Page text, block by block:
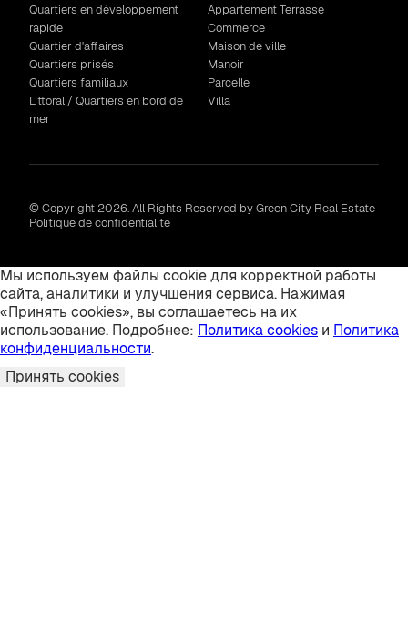
Quartiers en développement
rapide
Quartier d'affaires
Quartiers prisés
Quartiers familiaux
Littoral / Quartiers en bord de
mer
Appartement Terrasse
Commerce
Maison de ville
Manoir
Parcelle
Villa
© Copyright 2026. All Rights Reserved by Green City Real Estate
Politique de confidentialité
Мы используем файлы cookie для корректной работы
сайта, аналитики и улучшения сервиса. Нажимая
«Принять cookies», вы соглашаетесь на их
использование. Подробнее: Политика cookies и Политика
конфиденциальности.
Принять cookies